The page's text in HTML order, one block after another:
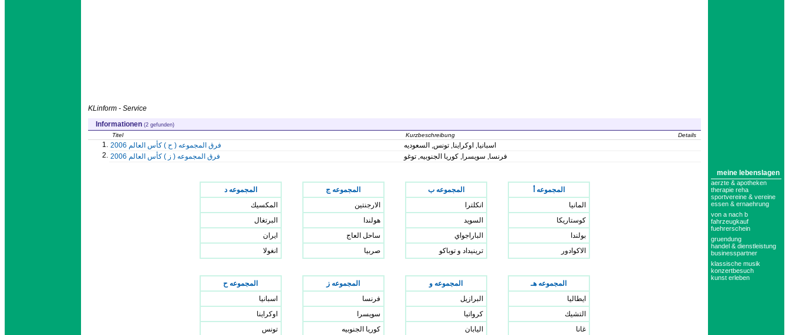
KLinform - Service
Informationen (2 gefunden)
Titel Kurzbeschreibung Details
1. فرق المجموعه ( ح ) كأس العالم 2006
اسبانيا, اوكراينا, تونس, السعوديه
2.
فرق المجموعه ( ز ) كأس العالم 2006 فرنسا, سويسرا, كوريا الجنوبيه, توغو
المجموعه د
المكسيك
البرتغال
ايران
انغولا
المجموعه ج
الارجنتين
هولندا
ساحل العاج
صربيا
المجموعه ب
انكلترا
السويد
الباراجواي
ترينيداد و توباكو
المجموعه أ
المانيا
كوستاريكا
بولندا
الاكوادور
المجموعه ح
اسبانيا
اوكراينا
تونس
المجموعه ز
فرنسا
سويسرا
كوريا الجنوبيه
المجموعه و
البرازيل
كرواتيا
اليابان
المجموعه هـ
ايطاليا
التشيك
غانا
meine lebenslagen
aerzte & apotheken
therapie reha
sportvereine & vereine
essen & ernaehrung
von a nach b
fahrzeugkauf
fuehrerschein
gruendung
handel & dienstleistung
businesspartner
klassische musik
konzertbesuch
kunst erleben